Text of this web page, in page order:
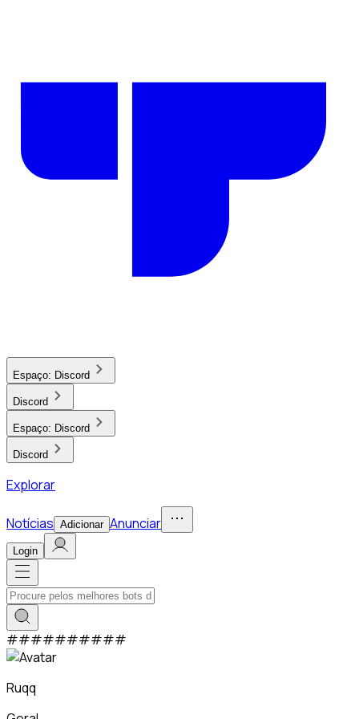
Espaço: Discord
Discord
Espaço: Discord
Discord
Explorar
Notícias Adicionar Anunciar
Login
##########
Ruqq